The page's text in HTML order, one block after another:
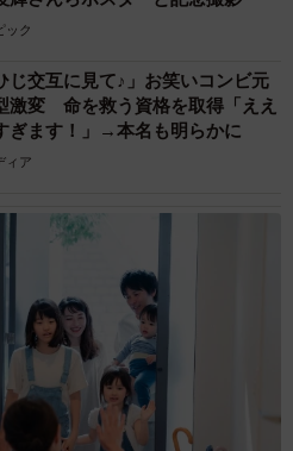
かで温かい雰囲気が魅力的だ
性）
込みで住んでみたいと思う。
大であこがれる。（40代・女
50代・男性）
や、自然豊かな環境に魅力を
る子ちゃん）
）
ック
じ交互に見て♪」お笑いコンビ元
激変 命を救う資格を取得「ええ
ぎます！」→本名も明らかに
ィア